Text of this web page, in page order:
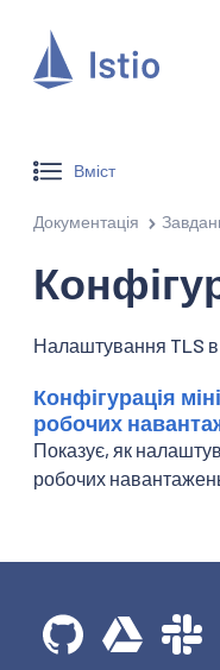
Вміст
Документація
Налаштування TLS в
Конфігурація
робочих
Показує, як
робочих